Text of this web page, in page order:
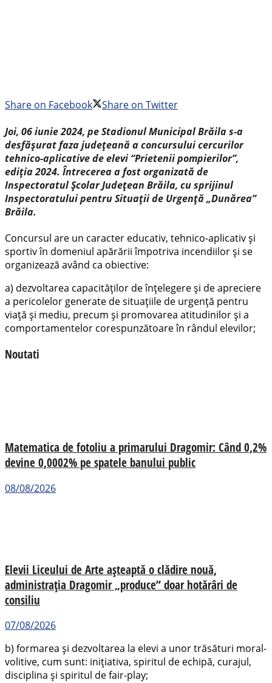
Share on Facebook
Share on Twitter
Joi, 06 iunie 2024, pe Stadionul Municipal Brăila s-a
desfășurat faza județeană a concursului cercurilor
tehnico-aplicative de elevi “Prietenii pompierilor”,
ediția 2024. Întrecerea a fost organizată de
Inspectoratul Școlar Județean Brăila, cu sprijinul
Inspectoratului pentru Situații de Urgență „Dunărea”
Brăila.
Concursul are un caracter educativ, tehnico-aplicativ şi
sportiv în domeniul apărării împotriva incendiilor şi se
organizează având ca obiective:
a) dezvoltarea capacităţilor de înţelegere şi de apreciere
a pericolelor generate de situaţiile de urgenţă pentru
viaţă şi mediu, precum şi promovarea atitudinilor şi a
comportamentelor corespunzătoare în rândul elevilor;
Noutati
Matematica de fotoliu a primarului Dragomir: Când 0,2%
devine 0,0002% pe spatele banului public
08/08/2026
Elevii Liceului de Arte așteaptă o clădire nouă,
administrația Dragomir „produce” doar hotărâri de
consiliu
07/08/2026
b) formarea şi dezvoltarea la elevi a unor trăsături moral-
volitive, cum sunt: iniţiativa, spiritul de echipă, curajul,
disciplina şi spiritul de fair-play;